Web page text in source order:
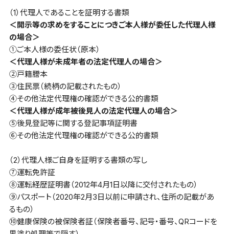
（1）代理人であることを証明する書類
＜開示等の求めをすることにつきご本人様が委任した代理人様
の場合＞
①ご本人様の委任状（原本）
＜代理人様が未成年者の法定代理人の場合＞
②戸籍謄本
③住民票（続柄の記載されたもの）
④その他法定代理権の確認ができる公的書類
＜代理人様が成年被後見人の法定代理人の場合＞
⑤後見登記等に関する登記事項証明書
⑥その他法定代理権の確認ができる公的書類
（2）代理人様ご自身を証明する書類の写し
⑦運転免許証
⑧運転経歴証明書（2012年4月1日以降に交付されたもの）
⑨パスポート（2020年2月3日以前に申請され、住所の記載があ
るもの）
⑩健康保険の被保険者証（保険者番号、記号・番号、QRコードを